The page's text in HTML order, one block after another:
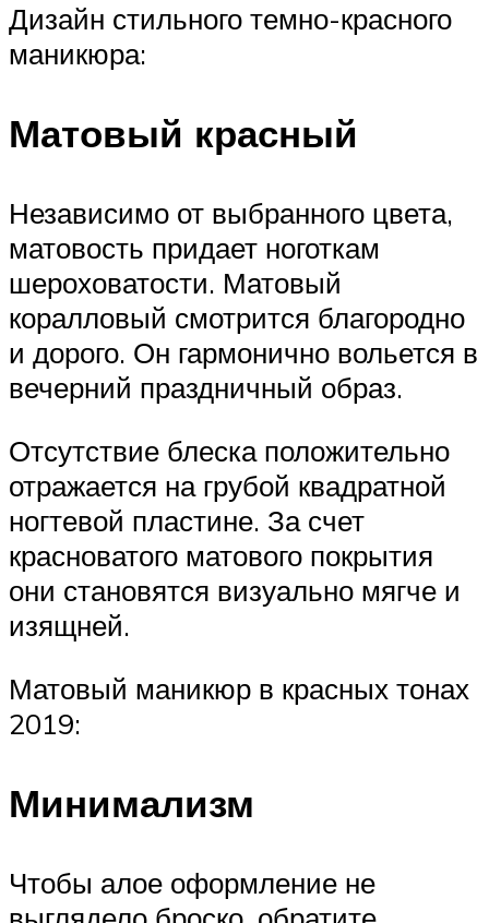
Дизайн стильного темно-красного
маникюра:
Матовый красный
Независимо от выбранного цвета,
матовость придает ноготкам
шероховатости. Матовый
коралловый смотрится благородно
и дорого. Он гармонично вольется в
вечерний праздничный образ.
Отсутствие блеска положительно
отражается на грубой квадратной
ногтевой пластине. За счет
красноватого матового покрытия
они становятся визуально мягче и
изящней.
Матовый маникюр в красных тонах
2019:
Минимализм
Чтобы алое оформление не